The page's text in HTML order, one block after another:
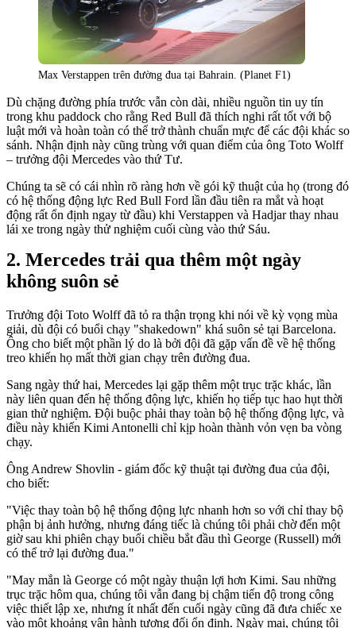
Max Verstappen trên đường đua tại Bahrain. (Planet F1)
Dù chặng đường phía trước vẫn còn dài, nhiều nguồn tin uy tín
trong khu paddock cho rằng Red Bull đã thích nghi rất tốt với bộ
luật mới và hoàn toàn có thể trở thành chuẩn mực để các đội khác so
sánh. Nhận định này cũng trùng với quan điểm của ông Toto Wolff
– trưởng đội Mercedes vào thứ Tư.
Chúng ta sẽ có cái nhìn rõ ràng hơn về gói kỹ thuật của họ (trong đó
có hệ thống động lực Red Bull Ford lần đầu tiên ra mắt và hoạt
động rất ổn định ngay từ đầu) khi Verstappen và Hadjar thay nhau
lái xe trong ngày thử nghiệm cuối cùng vào thứ Sáu.
Mercedes trải qua thêm một ngày
không suôn sẻ
Trưởng đội Toto Wolff đã tỏ ra thận trọng khi nói về kỳ vọng mùa
giải, dù đội có buổi chạy "shakedown" khá suôn sẻ tại Barcelona.
Ông cho biết một phần lý do là bởi đội đã gặp vấn đề về hệ thống
treo khiến họ mất thời gian chạy trên đường đua.
Sang ngày thứ hai, Mercedes lại gặp thêm một trục trặc khác, lần
này liên quan đến hệ thống động lực, khiến họ tiếp tục hao hụt thời
gian thử nghiệm. Đội buộc phải thay toàn bộ hệ thống động lực, và
điều này khiến Kimi Antonelli chỉ kịp hoàn thành vỏn vẹn ba vòng
chạy.
Ông Andrew Shovlin - giám đốc kỹ thuật tại đường đua của đội,
cho biết:
"Việc thay toàn bộ hệ thống động lực nhanh hơn so với chỉ thay bộ
phận bị ảnh hưởng, nhưng đáng tiếc là chúng tôi phải chờ đến một
giờ sau khi phiên chạy buổi chiều bắt đầu thì George (Russell) mới
có thể trở lại đường đua."
"May mắn là George có một ngày thuận lợi hơn Kimi. Sau những
trục trặc hôm qua, chúng tôi vẫn đang bị chậm tiến độ trong công
việc thiết lập xe, nhưng ít nhất đến cuối ngày cũng đã đưa chiếc xe
vào một khoảng vận hành tương đối ổn định. Ngày mai, chúng tôi